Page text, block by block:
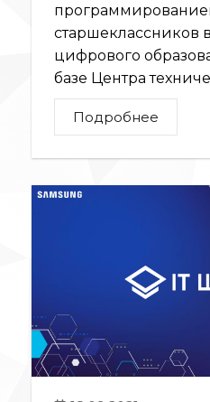
старшеклассников
цифрового
базе Центра
Подробнее